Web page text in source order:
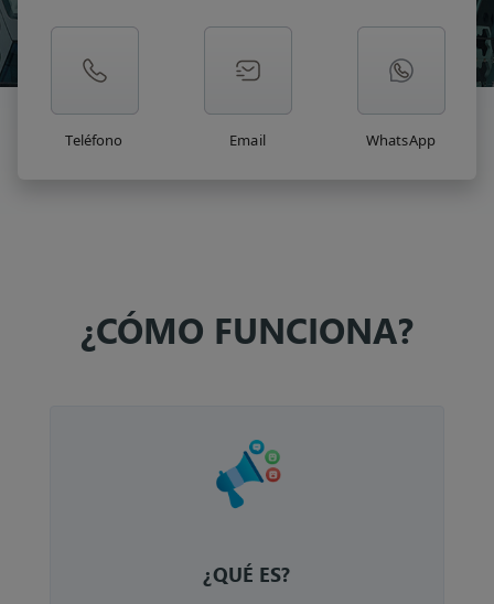
Teléfono Email WhatsApp
¿CÓMO FUNCIONA?
¿QUÉ ES?